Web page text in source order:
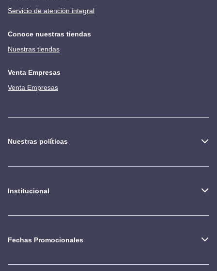
Servicio de atención integral
Conoce nuestras tiendas
Nuestras tiendas
Venta Empresas
Venta Empresas
Nuestras políticas
Institucional
Fechas Promocionales